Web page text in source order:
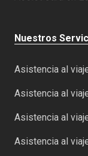
Nuestros
Asistencia al
Asistencia al
Asistencia al
Asistencia al